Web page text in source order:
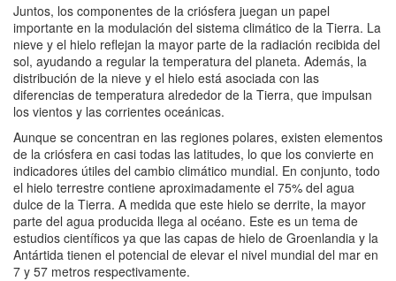
Juntos, los componentes de la criósfera juegan un papel
importante en la modulación del sistema climático de la Tierra. La
nieve y el hielo reflejan la mayor parte de la radiación recibida del
sol, ayudando a regular la temperatura del planeta. Además, la
distribución de la nieve y el hielo está asociada con las
diferencias de temperatura alrededor de la Tierra, que impulsan
los vientos y las corrientes oceánicas.
Aunque se concentran en las regiones polares, existen elementos
de la criósfera en casi todas las latitudes, lo que los convierte en
indicadores útiles del cambio climático mundial. En conjunto, todo
el hielo terrestre contiene aproximadamente el 75% del agua
dulce de la Tierra. A medida que este hielo se derrite, la mayor
parte del agua producida llega al océano. Este es un tema de
estudios científicos ya que las capas de hielo de Groenlandia y la
Antártida tienen el potencial de elevar el nivel mundial del mar en
7 y 57 metros respectivamente.